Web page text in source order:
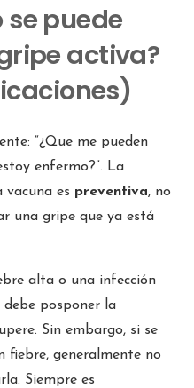
se puede
activa?
“¿Que me pueden
enfermo?”. La
vacuna es preventiva, no
una gripe que ya está
alta o una infección
debe posponer la
Sin embargo, si se
fiebre, generalmente no
Siempre es